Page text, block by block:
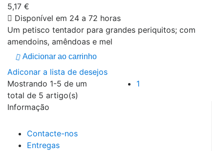
5,17 €
Disponível em 24 a 72 horas
Um petisco tentador para grandes periquitos; com
amendoins, amêndoas e mel
Adicionar ao carrinho
Adiconar a lista de desejos
Mostrando 1-5 de um
total de 5 artigo(s)
1
Informação
Contacte-nos
Entregas